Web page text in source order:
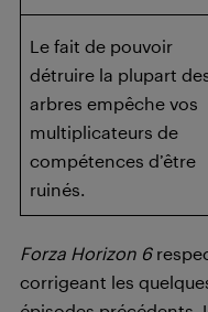
Le fait de pouvoir
détruire la plupart
arbres empêche vos
multiplicateurs de
compétences d’être
ruinés.
Forza Horizon 6
corrigeant les